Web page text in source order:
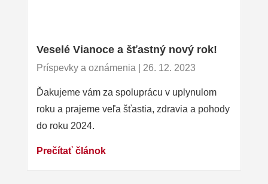
Veselé Vianoce a šťastný nový rok!
Príspevky a oznámenia | 26. 12. 2023
Ďakujeme vám za spoluprácu v uplynulom
roku a prajeme veľa šťastia, zdravia a pohody
do roku 2024.
Prečítať článok